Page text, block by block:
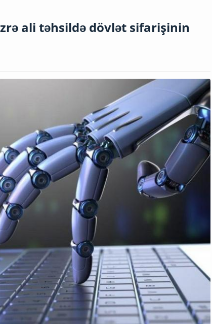
ali təhsildə dövlət sifarişinin